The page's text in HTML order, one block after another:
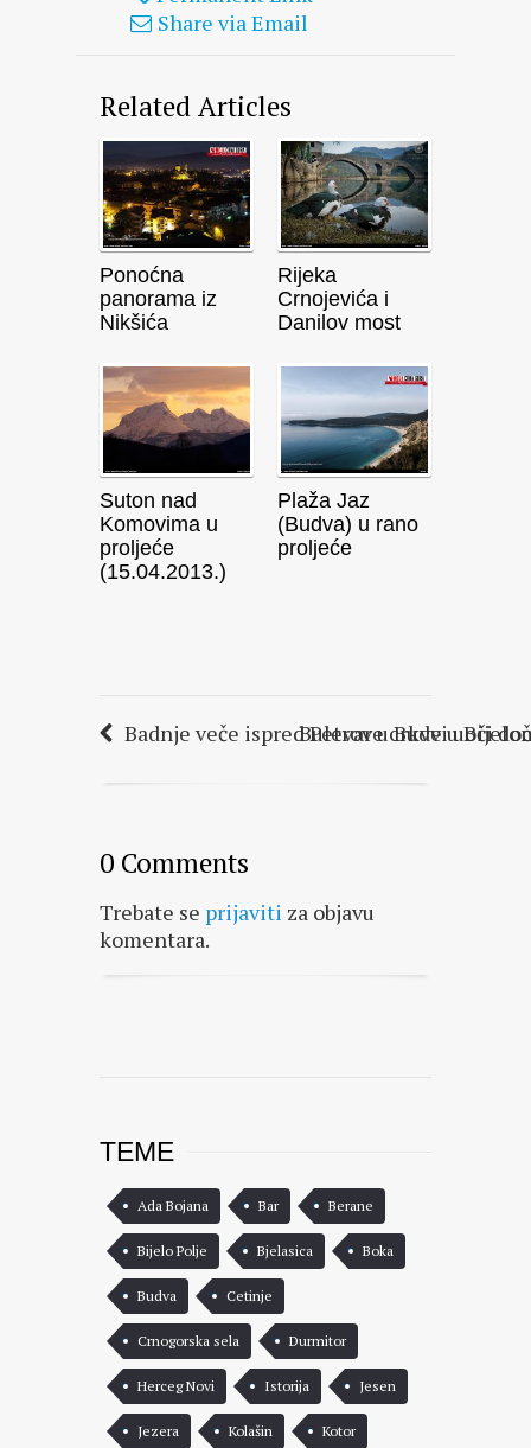
Share via Email
Related Articles
Ponoćna
panorama iz
Nikšića
Rijeka
Crnojevića i
Danilov most
Suton nad
Komovima u
proljeće
(15.04.2013.)
Plaža Jaz
(Budva) u rano
proljeće
Badnje veče ispred Petrove crkve u
Bulevar u Budvi uoči
0 Comments
Trebate se prijaviti za objavu
komentara.
TEME
Ada Bojana Bar Berane
Bijelo Polje Bjelasica Boka
Budva Cetinje
Crnogorska sela Durmitor
Herceg Novi Istorija Jesen
Jezera Kolašin Kotor